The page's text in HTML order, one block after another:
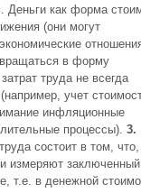
Деньги как форма
(они могут
в форму
труда не всегда
учет
инфляционные
процессы). 3.
состоит в том, что,
измеряют
т.е. в денежной